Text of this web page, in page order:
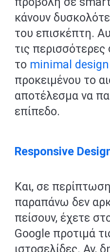
κάνουν
του επισκέπτη.
τις
το minimal design
προκειμένου το
αποτέλεσμα να
επίπεδο.
Responsive
Και, σε
παραπάνω δεν
πείσουν, έχετε
Google προτιμά
ιστοσελίδες. Αν,